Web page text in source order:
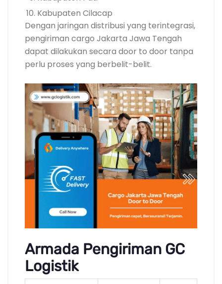
Kabupaten Cilacap
Dengan jaringan distribusi yang terintegrasi,
pengiriman cargo Jakarta Jawa Tengah
dapat dilakukan secara door to door tanpa
perlu proses yang berbelit-belit.
Armada Pengiriman GC
Logistik